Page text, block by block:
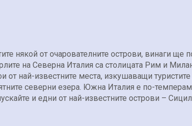
някой от очарователните острови, винаги ще
на Северна Италия са столицата Рим и
най-известните места, изкушаващи
северни езера. Южна Италия е по-
и едни от най-известните острови –